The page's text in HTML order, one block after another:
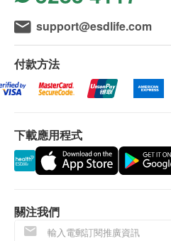
support@esdlife.com
付款方法
下載應用程式
關注我們